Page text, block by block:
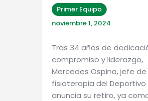
Primer Equipo
noviembre 1, 2024
Tras 34 años de
compromiso y liderazgo,
Mercedes Ospina, jefe de
fisioterapia del Deportivo
anuncia su retiro, ya